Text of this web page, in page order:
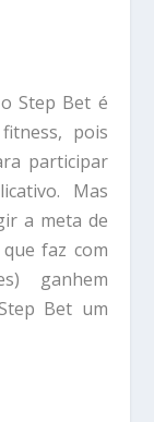
Step Bet é
pois
participar
Mas
a meta de
que faz com
ganhem
Bet um